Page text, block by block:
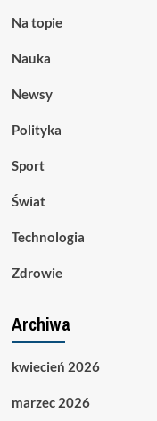
Na topie
Nauka
Newsy
Polityka
Sport
Świat
Technologia
Zdrowie
Archiwa
kwiecień 2026
marzec 2026